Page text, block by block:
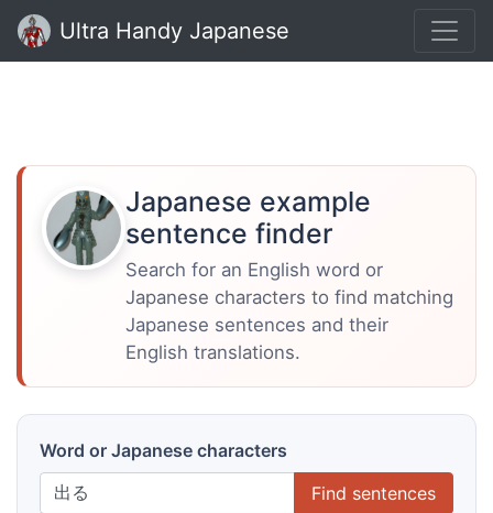
Ultra Handy Japanese
Japanese example
sentence finder
Search for an English word or
Japanese characters to find matching
Japanese sentences and their
English translations.
Word or Japanese characters
Find sentences